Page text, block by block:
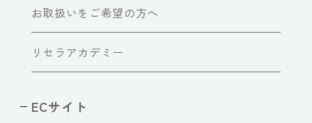
お取扱いをご希望の方へ
リセラアカデミー
ECサイト